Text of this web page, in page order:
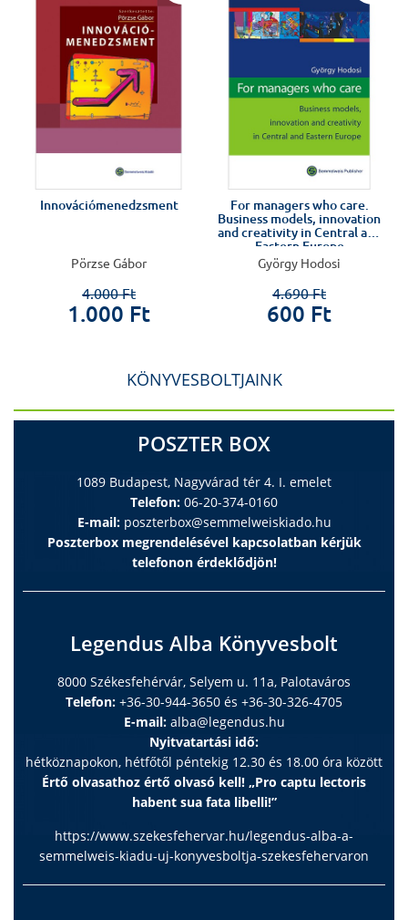
Innovációmenedzsment
Pörzse Gábor
4.000 Ft
1.000 Ft
For managers who care.
Business models, innovation
and creativity in Central and
Eastern Europe
György Hodosi
4.690 Ft
600 Ft
KÖNYVESBOLTJAINK
POSZTER BOX
1089 Budapest, Nagyvárad tér 4. I. emelet
Telefon: 06-20-374-0160
E-mail: poszterbox@semmelweiskiado.hu
Poszterbox megrendelésével kapcsolatban kérjük
telefonon érdeklődjön!
Legendus Alba Könyvesbolt
8000 Székesfehérvár, Selyem u. 11a, Palotaváros
Telefon: +36-30-944-3650 és +36-30-326-4705
E-mail: alba@legendus.hu
Nyitvatartási idő:
hétköznapokon, hétfőtől péntekig 12.30 és 18.00 óra között
Értő olvasathoz értő olvasó kell! „Pro captu lectoris
habent sua fata libelli!”
https://www.szekesfehervar.hu/legendus-alba-a-
semmelweis-kiadu-uj-konyvesboltja-szekesfehervaron